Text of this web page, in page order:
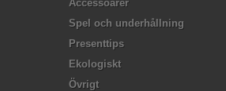
Accessoarer
Spel och underhållning
Presenttips
Ekologiskt
Övrigt